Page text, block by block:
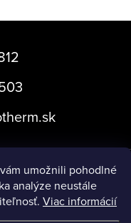
umožnili pohodlné
analýze neustále
Viac informácií